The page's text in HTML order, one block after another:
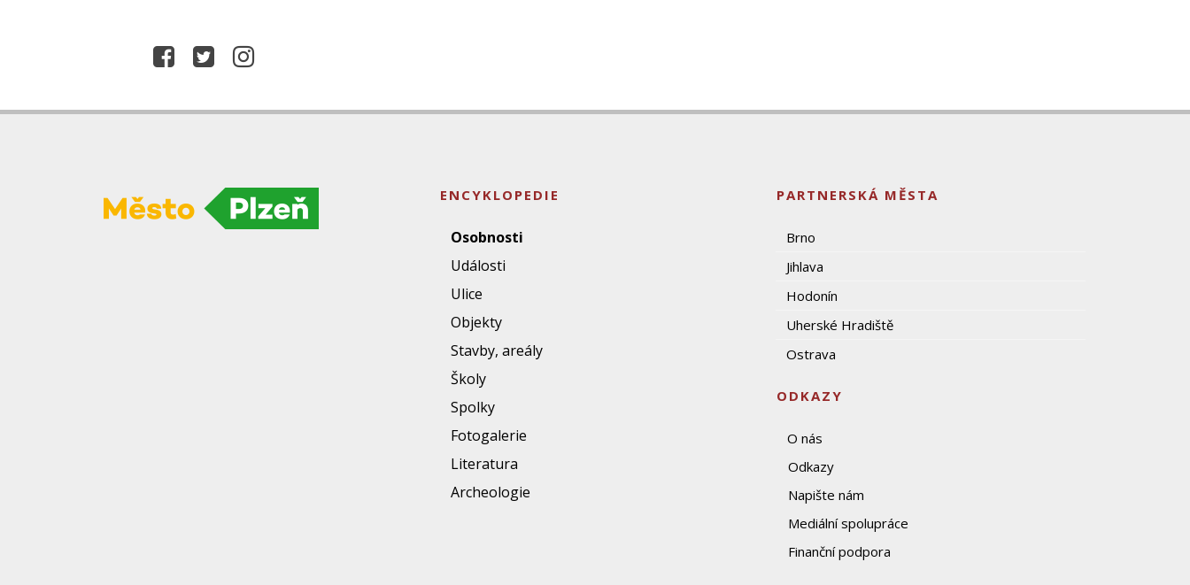
ENCYKLOPEDIE
Osobnosti
Události
Ulice
Objekty
Stavby, areály
Školy
Spolky
Fotogalerie
Literatura
Archeologie
PARTNERSKÁ MĚSTA
Brno
Jihlava
Hodonín
Uherské Hradiště
Ostrava
ODKAZY
O nás
Odkazy
Napište nám
Mediální spolupráce
Finanční podpora